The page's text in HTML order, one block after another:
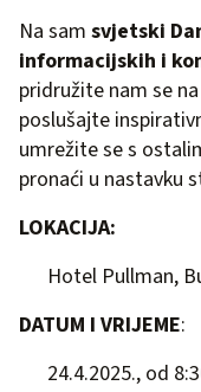
Na sam svjetski
informacijskih i
pridružite nam se
poslušajte
umrežite se s
pronaći u nastavku
LOKACIJA:
Hotel Pullman,
DATUM I VRIJEME:
24.4.2025., od